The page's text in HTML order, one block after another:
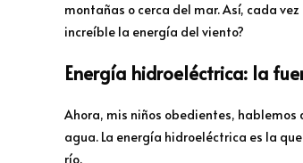
montañas o cerca del mar. Así, cada
increíble la energía del viento?
Energía hidroeléctrica: la
Ahora, mis niños obedientes,
agua. La energía hidroeléctrica es la
río.